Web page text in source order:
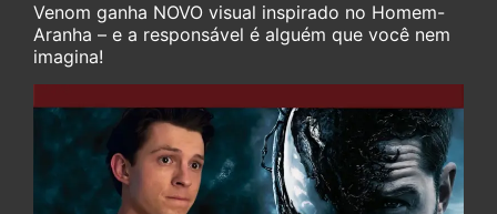
Venom ganha NOVO visual inspirado no Homem-
Aranha – e a responsável é alguém que você nem
imagina!